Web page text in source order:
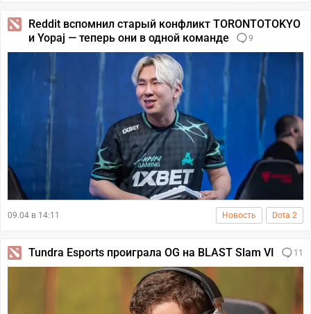
Reddit вспомнил старый конфликт TORONTOTOKYO
и Yopaj — теперь они в одной команде
9
09.04 в 14:11 Новость Dota 2
Tundra Esports проиграла OG на BLAST Slam VI 11